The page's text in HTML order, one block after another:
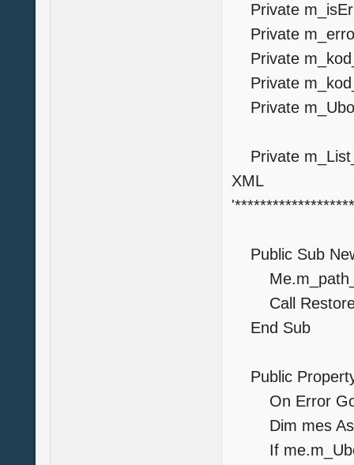
Private
Private
Private
Private
Private
Private
XML
Public Sub
Call
End Sub
Public
On Error
Dim mes As
If